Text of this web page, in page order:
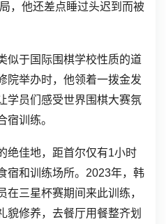
，他还差点睡过头迟到而被
似于国际围棋学校性质的道
院举办时，他领着一拨金发
学员们感受世界围棋大赛氛
宿训练。
绝佳地，距首尔仅有1小时
宿和训练场所。2023年，韩
三星杯赛期间来此训练，
貌修养，去餐厅用餐整齐划